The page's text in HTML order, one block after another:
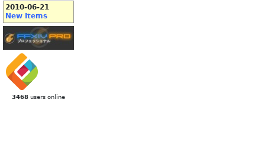
2010-06-21
New Items
3468 users online